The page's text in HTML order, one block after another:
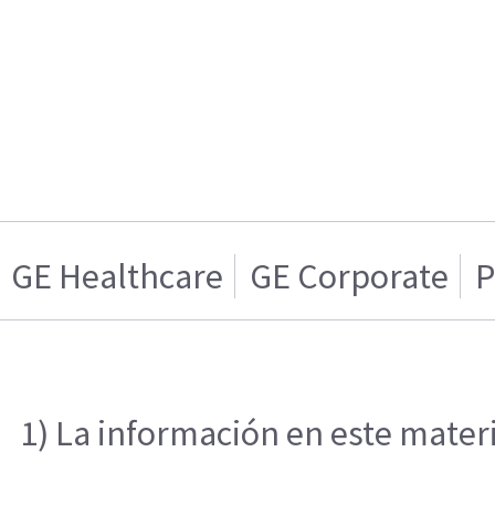
GE Healthcare GE Corporate
1) La información en este